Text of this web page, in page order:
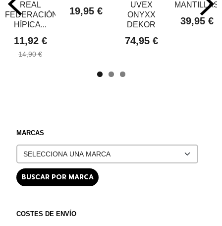
MARCAS
COSTES DE ENVÍO
REAL
FEDERACIÓN
HÍPICA...
11,92 €
14,90 €
19,95 €
UVEX
ONYXX
DEKOR
74,95 €
MANTILLAS
39,95 €